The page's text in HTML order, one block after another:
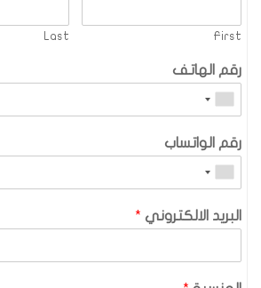
First
Last
رقم الهاتف
رقم الواتساب
البريد الالكتروني *